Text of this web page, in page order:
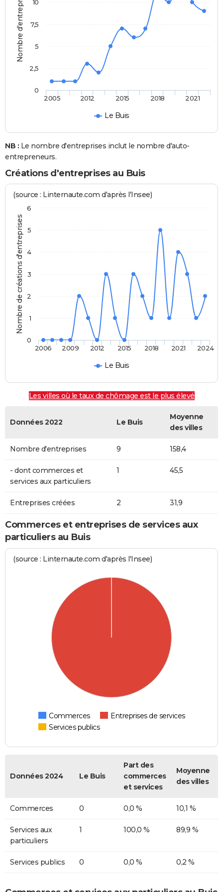
Nombre d'entreprises
Le Buis
2005 2012 2015 2018 2021
0
2,5
5
7,5
10
NB : Le nombre d'entreprises inclut le nombre d'auto-
entrepreneurs.
Créations d'entreprises au Buis
Nombre de créations d'entreprises
(source : Linternaute.com d'après l'Insee)
Le Buis
2006 2009 2012 2015 2018 2021 2024
0
1
2
3
4
5
6
Les villes où le taux de chômage est le plus élevé
Données 2022 Le Buis
Moyenne
des villes
Nombre d'entreprises 9 158,4
- dont commerces et
services aux particuliers
1 45,5
Entreprises créées 2 31,9
Commerces et entreprises de services aux
particuliers au Buis
(source : Linternaute.com d'après l'Insee)
Commerces
Entreprises de services
Services publics
Données 2024 Le Buis
Part des
commerces
et services
Moyenne
des villes
Commerces 0 0,0 % 10,1 %
Services aux
particuliers
1 100,0 % 89,9 %
Services publics 0 0,0 % 0,2 %